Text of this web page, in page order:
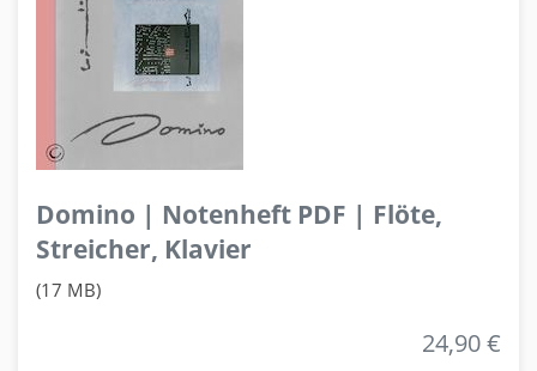
Domino | Notenheft PDF | Flöte,
Streicher, Klavier
(17 MB)
24,90 €